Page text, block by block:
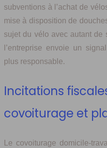
subventions à l’achat de
mise à disposition de
sujet du vélo avec autant de
l’entreprise envoie un
plus responsable.
Incitations
covoiturage et
Le covoiturage domicile-